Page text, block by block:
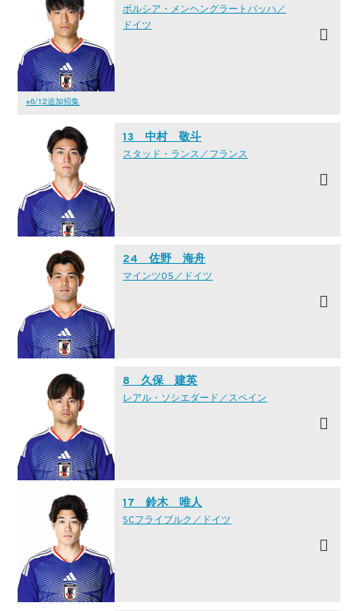
ボルシア・メンヘングラートバッハ／
ドイツ
※6/12追加招集
13 中村 敬斗
スタッド・ランス／フランス
24 佐野 海舟
マインツ05／ドイツ
8 久保 建英
レアル・ソシエダード／スペイン
17 鈴木 唯人
SCフライブルク／ドイツ